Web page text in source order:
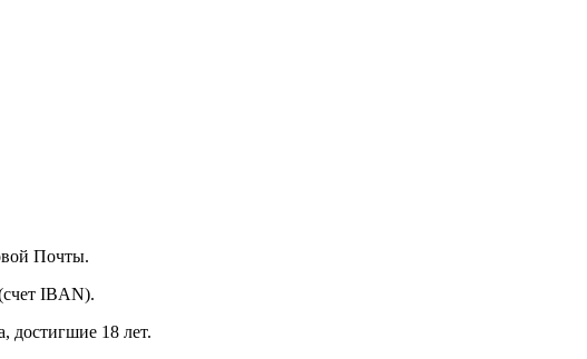
Почты.
IBAN).
достигшие 18 лет.